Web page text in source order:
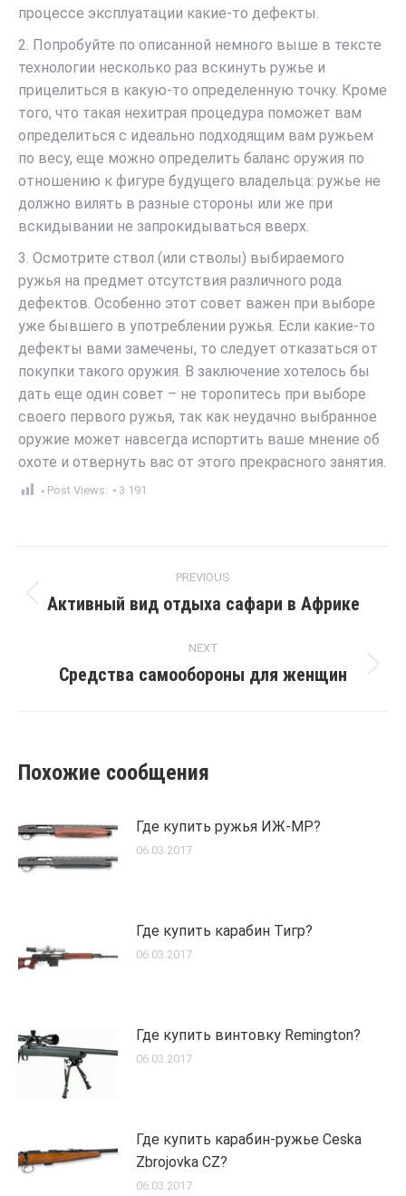
процессе эксплуатации какие-то дефекты.
2. Попробуйте по описанной немного выше в тексте
технологии несколько раз вскинуть ружье и
прицелиться в какую-то определенную точку. Кроме
того, что такая нехитрая процедура поможет вам
определиться с идеально подходящим вам ружьем
по весу, еще можно определить баланс оружия по
отношению к фигуре будущего владельца: ружье не
должно вилять в разные стороны или же при
вскидывании не запрокидываться вверх.
3. Осмотрите ствол (или стволы) выбираемого
ружья на предмет отсутствия различного рода
дефектов. Особенно этот совет важен при выборе
уже бывшего в употреблении ружья. Если какие-то
дефекты вами замечены, то следует отказаться от
покупки такого оружия. В заключение хотелось бы
дать еще один совет – не торопитесь при выборе
своего первого ружья, так как неудачно выбранное
оружие может навсегда испортить ваше мнение об
охоте и отвернуть вас от этого прекрасного занятия.
Post Views: 3 191
navigation
PREVIOUS
Previous
Активный вид отдыха сафари в Африке
NEXT
Next
Средства самообороны для женщин
Похожие сообщения
Где купить ружья ИЖ-МР?
06.03.2017
Где купить карабин Тигр?
06.03.2017
Где купить винтовку Remington?
06.03.2017
Где купить карабин-ружье Ceska
Zbrojovka CZ?
06.03.2017